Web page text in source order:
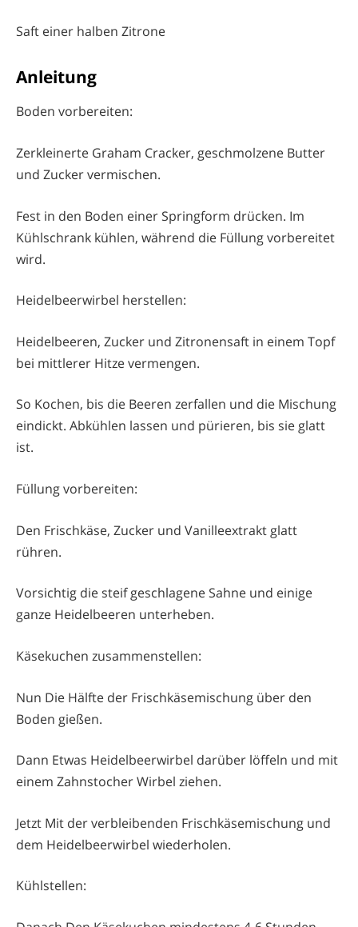
Saft einer halben Zitrone
Anleitung
Boden vorbereiten:
Zerkleinerte Graham Cracker, geschmolzene Butter
und Zucker vermischen.
Fest in den Boden einer Springform drücken. Im
Kühlschrank kühlen, während die Füllung vorbereitet
wird.
Heidelbeerwirbel herstellen:
Heidelbeeren, Zucker und Zitronensaft in einem Topf
bei mittlerer Hitze vermengen.
So Kochen, bis die Beeren zerfallen und die Mischung
eindickt. Abkühlen lassen und pürieren, bis sie glatt
ist.
Füllung vorbereiten:
Den Frischkäse, Zucker und Vanilleextrakt glatt
rühren.
Vorsichtig die steif geschlagene Sahne und einige
ganze Heidelbeeren unterheben.
Käsekuchen zusammenstellen:
Nun Die Hälfte der Frischkäsemischung über den
Boden gießen.
Dann Etwas Heidelbeerwirbel darüber löffeln und mit
einem Zahnstocher Wirbel ziehen.
Jetzt Mit der verbleibenden Frischkäsemischung und
dem Heidelbeerwirbel wiederholen.
Kühlstellen: